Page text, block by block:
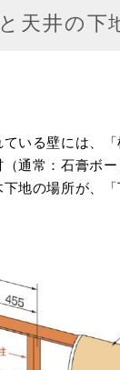
天井の下
いる壁には、
通常：石膏ボ
地の場所が、